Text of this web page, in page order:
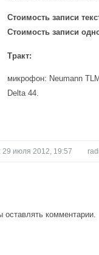
Стоимость записи
Стоимость записи
Тракт:
микрофон: Neumann
Delta 44.
29 июля 2012, 19:57
оставлять комментарии.